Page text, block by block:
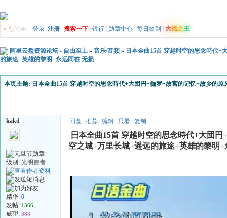
» 您尚未 登录 注册 搜索一下 银行 勋章中心 每日签到 大话之王
阿里云盘资源论坛 - 自由至上 » 音乐/音频 » 日本全曲15首 穿越时空的思念時代+
的旅途+英雄的黎明+永远同在 无损
本页主题: 日本全曲15首 穿越时空的思念時代+大団円+伽罗+故宫的记忆+故乡的
kakd
级别: 光明使者
精华: 0
发帖: 1366
威望: 388
回复 推荐 编辑 只看 复制
日本全曲15首 穿越时空的思念時代+大団
空之城+万里长城+遥远的旅途+英雄的黎明